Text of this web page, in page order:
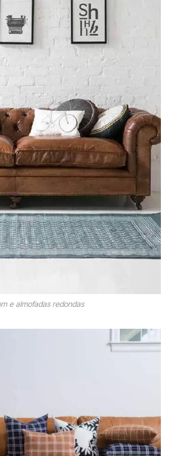
e almofadas redondas